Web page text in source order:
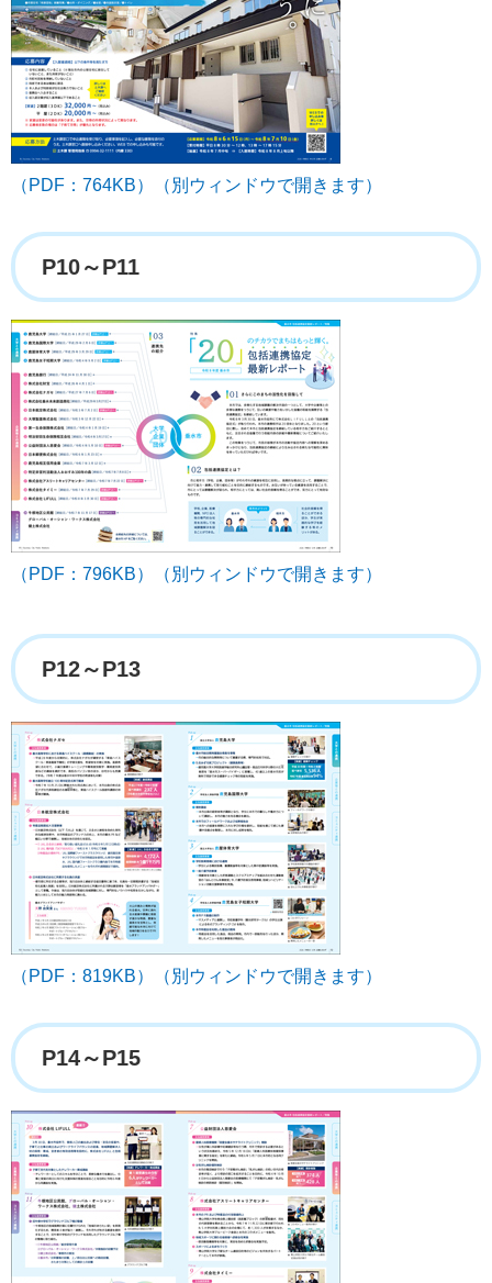
（PDF：764KB）（別ウィンドウで開きます）
P10～P11
（PDF：796KB）（別ウィンドウで開きます）
P12～P13
（PDF：819KB）（別ウィンドウで開きます）
P14～P15